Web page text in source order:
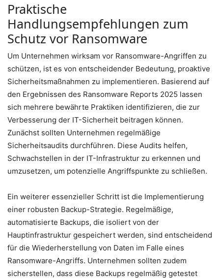
Praktische
Handlungsempfehlungen zum
Schutz vor Ransomware
Um Unternehmen wirksam vor Ransomware-Angriffen zu
schützen, ist es von entscheidender Bedeutung, proaktive
Sicherheitsmaßnahmen zu implementieren. Basierend auf
den Ergebnissen des Ransomware Reports 2025 lassen
sich mehrere bewährte Praktiken identifizieren, die zur
Verbesserung der IT-Sicherheit beitragen können.
Zunächst sollten Unternehmen regelmäßige
Sicherheitsaudits durchführen. Diese Audits helfen,
Schwachstellen in der IT-Infrastruktur zu erkennen und
umzusetzen, um potenzielle Angriffspunkte zu schließen.
Ein weiterer essenzieller Schritt ist die Implementierung
einer robusten Backup-Strategie. Regelmäßige,
automatisierte Backups, die isoliert von der
Hauptinfrastruktur gespeichert werden, sind entscheidend
für die Wiederherstellung von Daten im Falle eines
Ransomware-Angriffs. Unternehmen sollten zudem
sicherstellen, dass diese Backups regelmäßig getestet